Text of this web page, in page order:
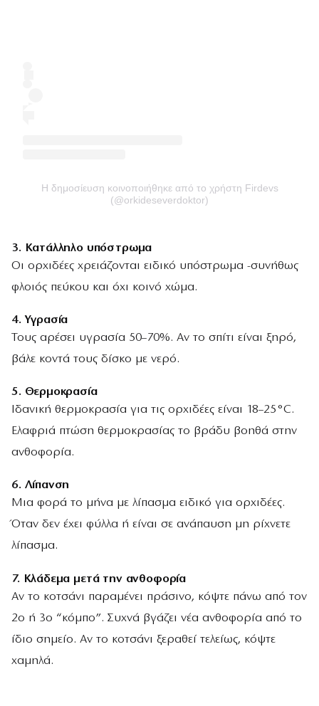
Η δημοσίευση κοινοποιήθηκε από το χρήστη Firdevs
(@orkideseverdoktor)
3. Κατάλληλο υπόστρωμα
Οι ορχιδέες χρειάζονται ειδικό υπόστρωμα -συνήθως
φλοιός πεύκου και όχι κοινό χώμα.
4.Υγρασία
Τους αρέσει υγρασία 50–70%. Αν το σπίτι είναι ξηρό,
βάλε κοντά τους δίσκο με νερό.
5. Θερμοκρασία
Ιδανική θερμοκρασία για τις ορχιδέες είναι 18–25°C.
Ελαφριά πτώση θερμοκρασίας το βράδυ βοηθά στην
ανθοφορία.
6. Λίπανση
Μια φορά το μήνα με λίπασμα ειδικό για ορχιδέες.
Όταν δεν έχει φύλλα ή είναι σε ανάπαυση μη ρίχνετε
λίπασμα.
7. Κλάδεμα μετά την ανθοφορία
Αν το κοτσάνι παραμένει πράσινο, κόψτε πάνω από τον
2ο ή 3ο “κόμπο”. Συχνά βγάζει νέα ανθοφορία από το
ίδιο σημείο. Αν το κοτσάνι ξεραθεί τελείως, κόψτε
χαμηλά.